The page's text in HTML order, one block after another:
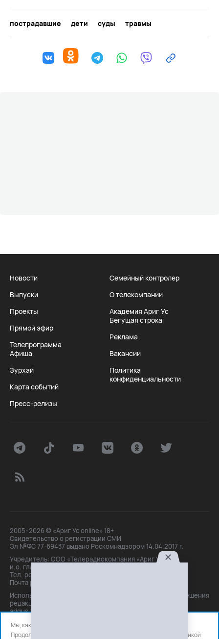
пострадавшие дети суды травмы
Новости
Выпуски
Проекты
Прямой эфир
Телепрограмма
Афиша
Зурхай
Карта событий
Пресс-релизы
Семейный контролер
О телекомпании
Академия Ариг Ус
Бегущая строка
Реклама
Вакансии
Политика
конфиденциальности
2005–2026 © «Ариг Ус online» 18+
Свидетельство о регистрации СМИ
Эл №ФС 77-69437 выдано Роскомнадзором 14.04.2017 г.
Учредитель: ООО «Телерадиокомпания «Ариг Ус»,
и.о. главного редактора: Маханова О.Б.
Тел. peдakции: +7(3012)21-30-14,
Почта peдakции: editor@arigus.tv
Использование материалов только с письменного разрешения
редакции. При цитировании прямая активная ссылка на
arigus.tv обязательна.
Мы, как и все используем файлы cookie и сервисы аналитики.
Продолжая использовать сайт, вы соглашаетесь с нашей
политикой